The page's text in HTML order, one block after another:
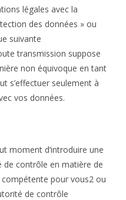
légales avec la
des données » ou
suivante
transmission suppose
non équivoque en tant
s’effectuer seulement à
vos données.
moment d’introduire une
de contrôle en matière de
pour vous2 ou
de contrôle